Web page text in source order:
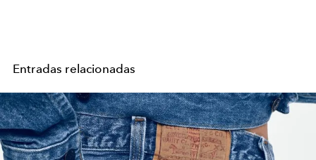
Entradas relacionadas